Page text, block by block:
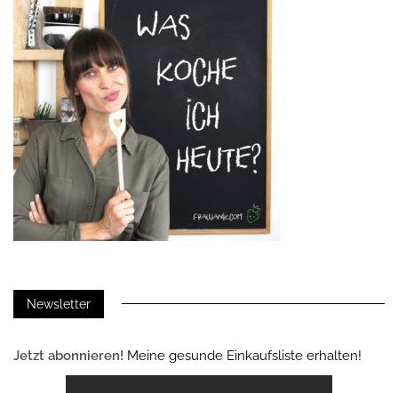
Newsletter
Jetzt abonnieren! Meine gesunde Einkaufsliste erhalten!